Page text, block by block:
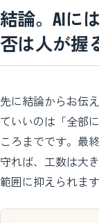
結論。AIに
否は人が握
先に結論からお伝
ていいのは「全部
ころまでです。最
守れば、工数は大
範囲に抑えられます